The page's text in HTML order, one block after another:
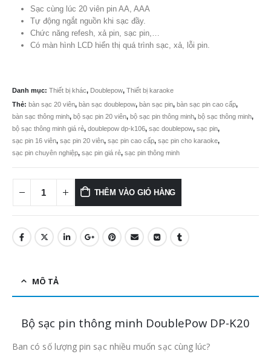
2.650.000 ₫.
Sạc cùng lúc 20 viên pin AA, AAA
Tự động ngắt nguồn khi sạc đầy.
Chức năng refesh, xả pin, sạc pin,…
Có màn hình LCD hiển thị quá trình sạc, xả, lỗi pin.
Danh mục: Thiết bị khác, Doublepow, Thiết bị karaoke
Thẻ: bàn sạc 20 viên, bàn sạc doublepow, bàn sạc pin, bàn sạc pin cao cấp,
bàn sạc thông minh, bộ sạc pin 20 viên, bộ sạc pin thông minh, bộ sạc thông minh,
bộ sạc thông minh giá rẻ, doublepow dp-k106, sạc doublepow, sạc pin,
sạc pin 16 viên, sạc pin 20 viên, sạc pin cao cấp, sạc pin cho karaoke,
sạc pin chuyên nghiệp, sạc pin giá rẻ, sạc pin thông minh
THÊM VÀO GIỎ HÀNG
MÔ TẢ
Bộ sạc pin thông minh DoublePow DP-K20
Ban có số lượng pin sạc nhiều muốn sạc cùng lúc?